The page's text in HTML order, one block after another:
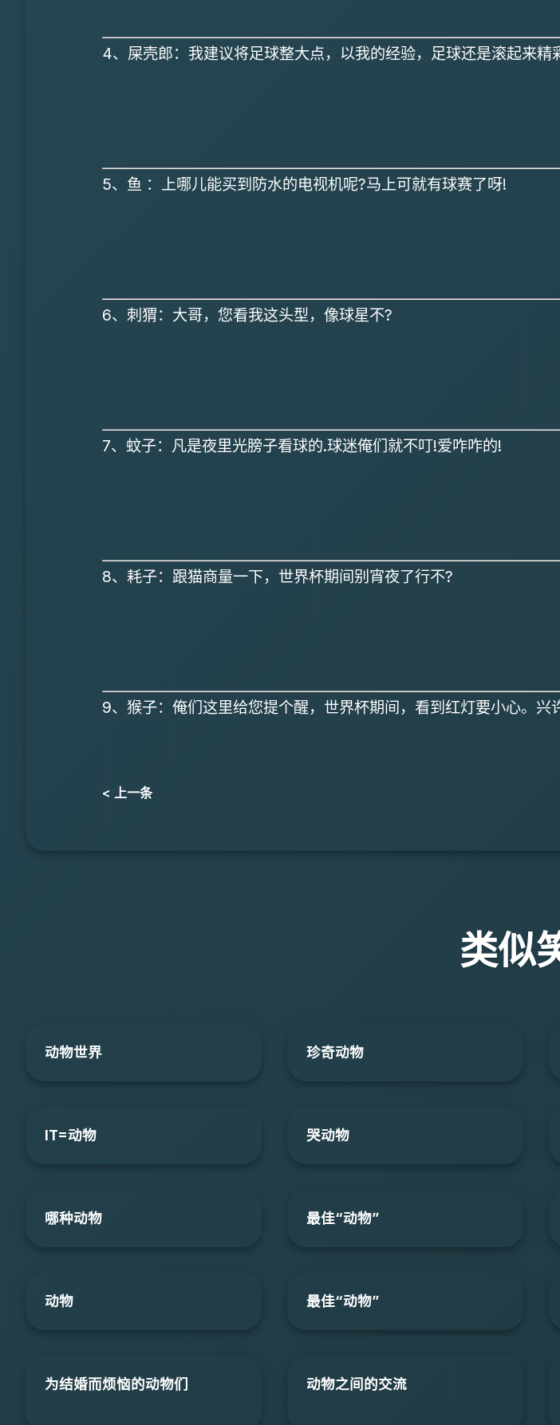
4、屎壳郎：我建议将足球整大点，以我的经验，足球还是滚起来精
5、鱼 ：上哪儿能买到防水的电视机呢?马上可就有球赛了呀!
6、刺猬：大哥，您看我这头型，像球星不?
7、蚊子：凡是夜里光膀子看球的.球迷俺们就不叮!爱咋咋的!
8、耗子：跟猫商量一下，世界杯期间别宵夜了行不?
9、猴子：俺们这里给您提个醒，世界杯期间，看到红灯要小心。兴
< 上一条
类似
动物世界 珍奇动物
IT=动物 哭动物
哪种动物 最佳“动物”
动物 最佳“动物”
为结婚而烦恼的动物们 动物之间的交流